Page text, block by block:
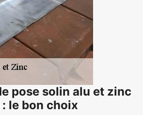
pose solin alu et zinc
le bon choix